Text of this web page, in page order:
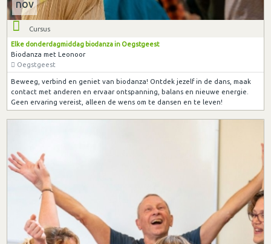
nov
Cursus
Elke donderdagmiddag biodanza in Oegstgeest
Biodanza met Leonoor
Oegstgeest
Beweeg, verbind en geniet van biodanza! Ontdek jezelf in de dans, maak
contact met anderen en ervaar ontspanning, balans en nieuwe energie.
Geen ervaring vereist, alleen de wens om te dansen en te leven!